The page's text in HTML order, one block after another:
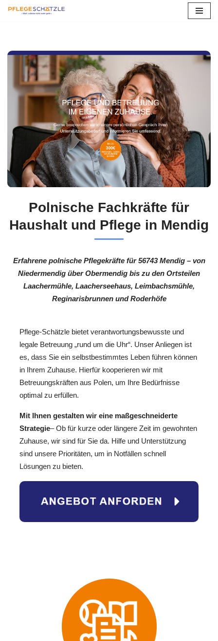
springen
Polnische Fachkräfte für
Haushalt und Pflege in Mendig
Erfahrene polnische Pflegekräfte für 56743 Mendig – von
Niedermendig über Obermendig bis zu den Ortsteilen
Laachermühle, Laacherseehaus, Leimbachsmühle,
Reginarisbrunnen und Roderhöfe
Pflege-Schätzle bietet verantwortungsbewusste und
legale Betreuung „rund um die Uhr“. Unser Anliegen ist
es, dass Sie ein selbstbestimmtes Leben führen können
in Ihrem Zuhause. Hierfür kooperieren wir mit
Betreuungskräften aus Polen, um Ihre Bedürfnisse
optimal zu erfüllen.
Mit Ihnen gestalten wir eine maßgeschneiderte
Strategie– Ob für kurze oder längere Zeit im gewohnten
Zuhause, wir sind für Sie da. Hilfe und Unterstützung
sind unsere Prioritäten, um in Notfällen schnell
Lösungen zu bieten.